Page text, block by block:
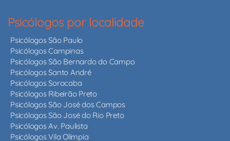
Psicólogos por localidade
Psicólogos São Paulo
Psicólogos Campinas
Psicólogos São Bernardo do Campo
Psicólogos Santo André
Psicólogos Sorocaba
Psicólogos Ribeirão Preto
Psicólogos São José dos Campos
Psicólogos São José do Rio Preto
Psicólogos Av. Paulista
Psicólogos Vila Olímpia